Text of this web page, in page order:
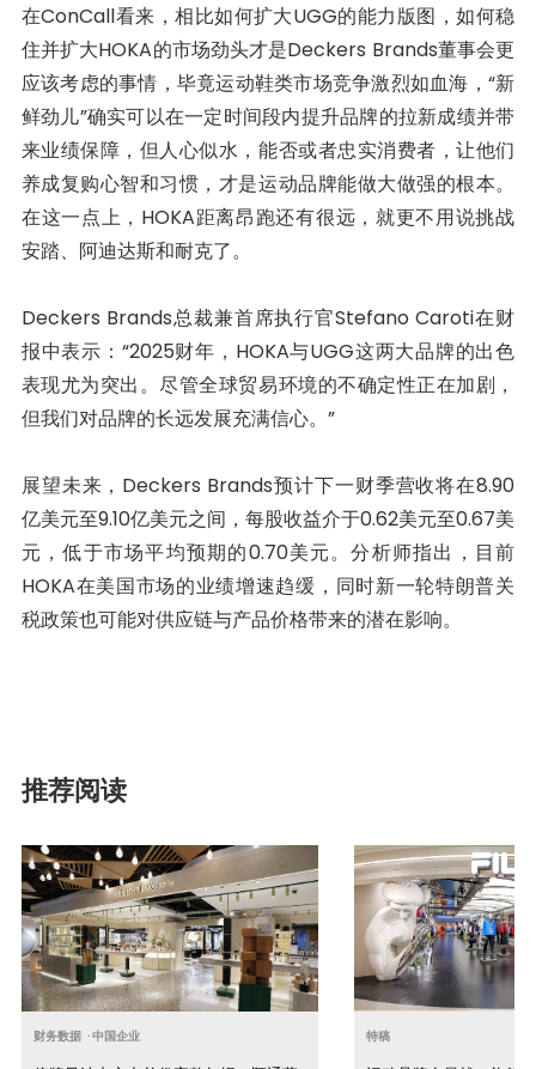
在ConCall看来，相比如何扩大UGG的能力版图，如何稳
住并扩大HOKA的市场劲头才是Deckers Brands董事会更
应该考虑的事情，毕竟运动鞋类市场竞争激烈如血海，“新
鲜劲儿”确实可以在一定时间段内提升品牌的拉新成绩并带
来业绩保障，但人心似水，能否或者忠实消费者，让他们
养成复购心智和习惯，才是运动品牌能做大做强的根本。
在这一点上，HOKA距离昂跑还有很远，就更不用说挑战
安踏、阿迪达斯和耐克了。
Deckers Brands总裁兼首席执行官Stefano Caroti在财
报中表示：“2025财年，HOKA与UGG这两大品牌的出色
表现尤为突出。尽管全球贸易环境的不确定性正在加剧，
但我们对品牌的长远发展充满信心。”
展望未来，Deckers Brands预计下一财季营收将在8.90
亿美元至9.10亿美元之间，每股收益介于0.62美元至0.67美
元，低于市场平均预期的0.70美元。分析师指出，目前
HOKA在美国市场的业绩增速趋缓，同时新一轮特朗普关
税政策也可能对供应链与产品价格带来的潜在影响。
推荐阅读
财务数据 ·中国企业 特稿